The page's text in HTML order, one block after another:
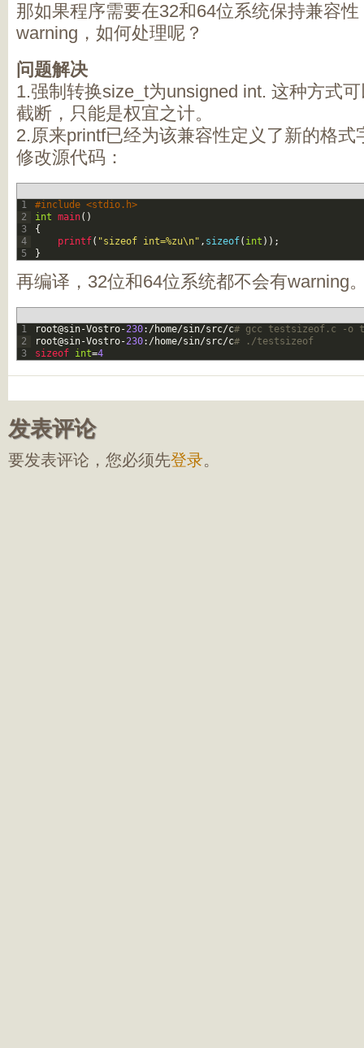
那如果程序需要在32和64位系统保持兼容
warning，如何处理呢？
问题解决
1.强制转换size_t为unsigned int. 这种方式
截断，只能是权宜之计。
2.原来printf已经为该兼容性定义了新的格式
修改源代码：
1
2
3
4
5
#include <stdio.h>
int main( )
{
printf( "sizeof int=%zu\n" , sizeof( int ) ) ;
}
再编译，32位和64位系统都不会有warning
1
2
3
root@sin-Vostro-230: /home/sin/src/c# gcc testsizeof.c -o
root@sin-Vostro-230: /home/sin/src/c# ./testsizeof
sizeof int=4
发表评论
要发表评论，您必须先登录。